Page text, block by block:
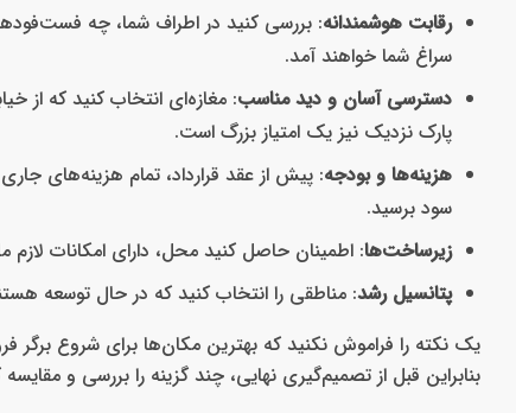
رقابت هوشمندانه: بررسی کنید در اطراف شما، چه
سراغ شما خواهند آمد.
دسترسی آسان و دید مناسب: مغازه‌ای انتخاب کنید که از
پارک نزدیک نیز یک امتیاز بزرگ است.
هزینه‌ها و بودجه: پیش از عقد قرارداد، تمام هزینه‌های
سود برسید.
زیرساخت‌ها: اطمینان حاصل کنید محل، دارای امکانات
پتانسیل رشد: مناطقی را انتخاب کنید که در حال توسعه
یک نکته را فراموش نکنید که بهترین مکان‌ها برای شروع برگر
بنابراین قبل از تصمیم‌گیری نهایی، چند گزینه را بررسی و مقایسه